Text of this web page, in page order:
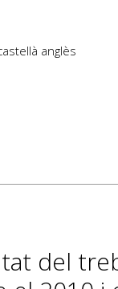
anglès
del